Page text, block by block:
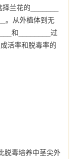
兰花的
。从外植体到无
和
过
活率和脱毒率的
脱毒培养中茎尖外